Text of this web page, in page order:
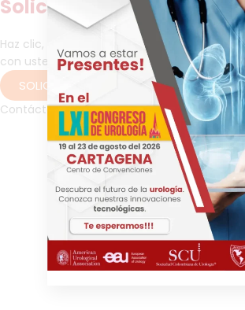
Solicitud de información
Haz clic, dejenos sus datos y pronto un
con usted para brindarle más información.
SOLICITAR INFORMACIÓN
Contáctanos por WhatsApp
Otoscopio Digital RCS-100, dispositivo de
cámara médica para otoscopia, examen
auditivo, evaluación de la membrana
otitis, exámenes otorrinolaringológicos,
infecciones del oído, manejo de cuerpos
de cerumen impactado, reparación del
de otitis media, monitoreo auditivo,
procedimientos de diagnóstico auditivo,
otorrinolaringología, audiólogo, médico